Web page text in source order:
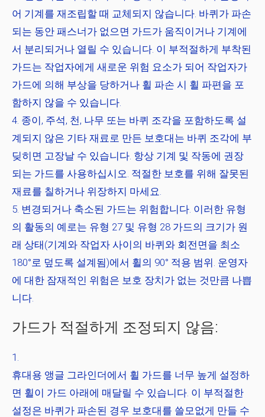
어 기계를 재조립할 때 교체되지 않습니다. 바퀴가 파손
되는 동안 패스너가 없으면 가드가 움직이거나 기계에
서 분리되거나 열릴 수 있습니다. 이 부적절하게 부착된
가드는 작업자에게 새로운 위험 요소가 되어 작업자가
가드에 의해 부상을 당하거나 휠 파손 시 휠 파편을 포
함하지 않을 수 있습니다.
종이, 주석, 천, 나무 또는 바퀴 조각을 포함하도록 설
계되지 않은 기타 재료로 만든 보호대는 바퀴 조각에 부
딪히면 고장날 수 있습니다. 항상 기계 및 작동에 권장
되는 가드를 사용하십시오. 적절한 보호를 위해 잘못된
재료를 칠하거나 위장하지 마세요.
변경되거나 축소된 가드는 위험합니다. 이러한 유형
의 활동의 예로는 유형 27 및 유형 28 가드의 크기가 원
래 상태(기계와 작업자 사이의 바퀴와 회전면을 최소
180°로 덮도록 설계됨)에서 휠의 90° 적용 범위. 운영자
에 대한 잠재적인 위험은 보호 장치가 없는 것만큼 나쁩
니다.
가드가 적절하게 조정되지 않음:
휴대용 앵글 그라인더에서 휠 가드를 너무 높게 설정하
면 휠이 가드 아래에 매달릴 수 있습니다. 이 부적절한
설정은 바퀴가 파손된 경우 보호대를 쓸모없게 만들 수